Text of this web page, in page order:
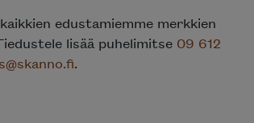
edustamiemme merkkien
lisää puhelimitse 09 612
.